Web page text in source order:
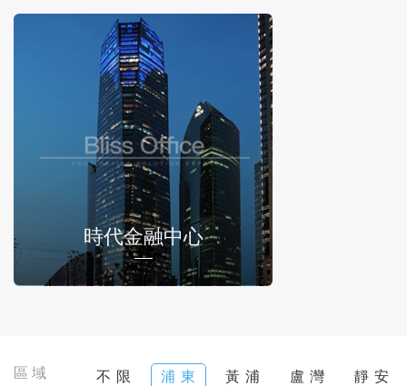
時代金融中心
區域 不 限 浦 東 黃 浦 盧 灣 靜 安